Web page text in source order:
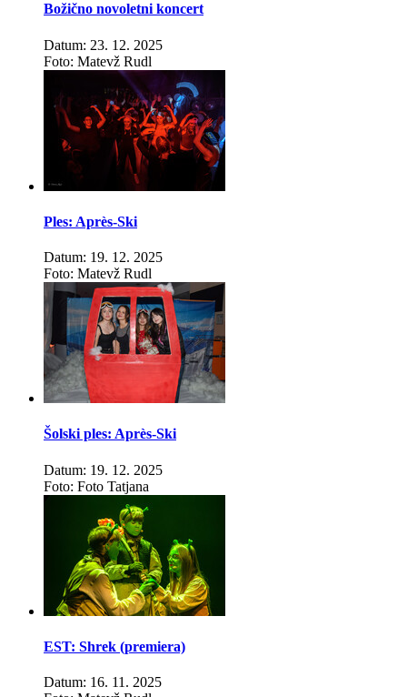
Božično novoletni koncert
Datum: 23. 12. 2025
Foto: Matevž Rudl
Ples: Après-Ski
Datum: 19. 12. 2025
Foto: Matevž Rudl
Šolski ples: Après-Ski
Datum: 19. 12. 2025
Foto: Foto Tatjana
EST: Shrek (premiera)
Datum: 16. 11. 2025